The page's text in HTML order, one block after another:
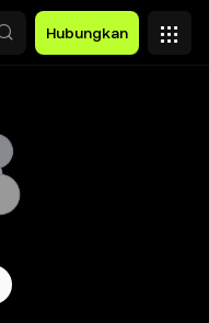
Hubungkan